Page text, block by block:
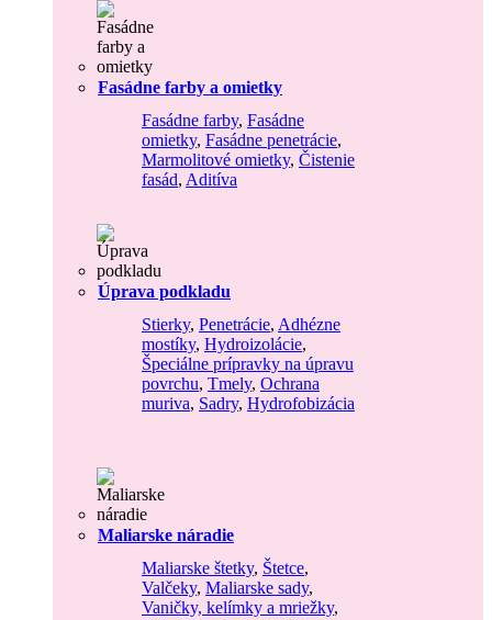
Fasádne farby a omietky
Fasádne farby, Fasádne
omietky, Fasádne penetrácie,
Marmolitové omietky, Čistenie
fasád, Aditíva
Úprava podkladu
Stierky, Penetrácie, Adhézne
mostíky, Hydroizolácie,
Špeciálne prípravky na úpravu
povrchu, Tmely, Ochrana
muriva, Sadry, Hydrofobizácia
Maliarske náradie
Maliarske štetky, Štetce,
Valčeky, Maliarske sady,
Vaničky, kelímky a mriežky,